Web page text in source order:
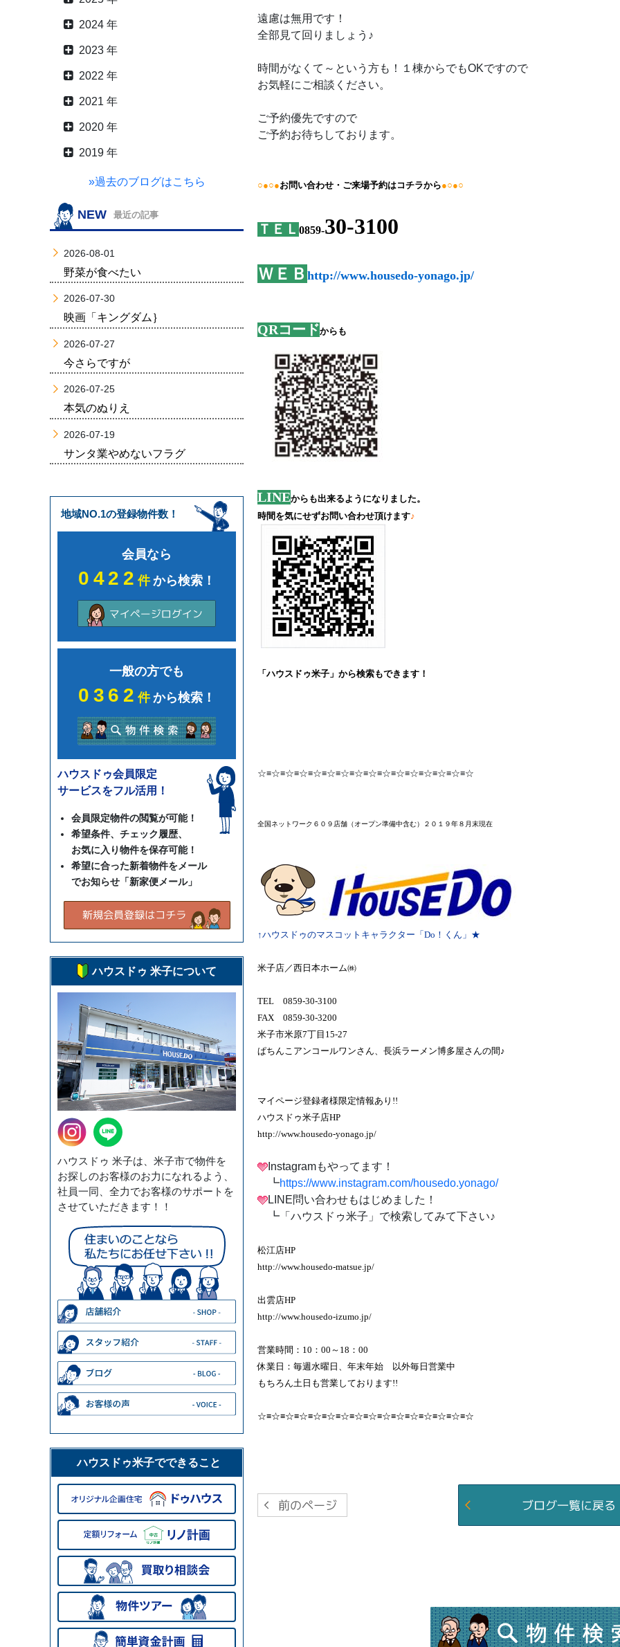
遠慮は無用です！
全部見て回りましょう♪
時間がなくて～という方も！１棟からでもOKですので
お気軽にご相談ください。
ご予約優先ですので
ご予約お待ちしております。
○●○●お問い合わせ・ご来場予約はコチラから●○●○
ＴＥＬ 0859-30-3100
ＷＥＢ http://www.housedo-yonago.jp/
QRコードからも
LINEからも出来るようになりました。
時間を気にせずお問い合わせ頂けます♪
「ハウスドゥ米子」から検索もできます！
☆≡☆≡☆≡☆≡☆≡☆≡☆≡☆≡☆≡☆≡☆≡☆≡☆≡☆≡☆≡☆
全国ネットワーク６０９店舗 （オープン準備中含む）２０１９年８月末現在
↑ハウスドゥのマスコットキャラクター「Do！くん」★
米子店／西日本ホーム㈱
TEL 0859-30-3100
FAX 0859-30-3200
米子市米原7丁目15-27
ぱちんこアンコールワンさん、長浜ラーメン博多屋さんの間♪
マイページ登録者様限定情報あり!!
ハウスドゥ米子店HP
http://www.housedo-yonago.jp/
Instagramもやってます！
┗https://www.instagram.com/housedo.yonago/
LINE問い合わせもはじめました！
┗「ハウスドゥ米子」で検索してみて下さい♪
松江店HP
http://www.housedo-matsue.jp/
出雲店HP
http://www.housedo-izumo.jp/
営業時間：10：00～18：00
休業日：毎週水曜日、年末年始 以外毎日営業中
もちろん土日も営業しております!!
☆≡☆≡☆≡☆≡☆≡☆≡☆≡☆≡☆≡☆≡☆≡☆≡☆≡☆≡☆≡☆
2024 年
2023 年
2022 年
2021 年
2020 年
2019 年
»過去のブログはこちら
NEW 最近の記事
2026-08-01
野菜が食べたい
2026-07-30
映画「キングダム｝
2026-07-27
今さらですが
2026-07-25
本気のぬりえ
2026-07-19
サンタ業やめないフラグ
地域NO.1の登録物件数！
会員なら
0422件から検索！
一般の方でも
0362件から検索！
ハウスドゥ会員限定
サービスをフル活用！
会員限定物件の閲覧が可能！
希望条件、チェック履歴、
お気に入り物件を保存可能！
希望に合った新着物件をメール
でお知らせ「新家便メール」
ハウスドゥ 米子について
ハウスドゥ 米子は、米子市で物件を
お探しのお客様のお力になれるよう、
社員一同、全力でお客様のサポートを
させていただきます！！
ハウスドゥ米子でできること